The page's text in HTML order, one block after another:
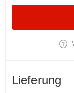
Lieferung